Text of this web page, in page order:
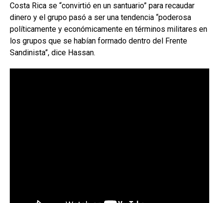
Costa Rica se “convirtió en un santuario” para recaudar
dinero y el grupo pasó a ser una tendencia “poderosa
políticamente y económicamente en términos militares en
los grupos que se habían formado dentro del Frente
Sandinista”, dice Hassan.